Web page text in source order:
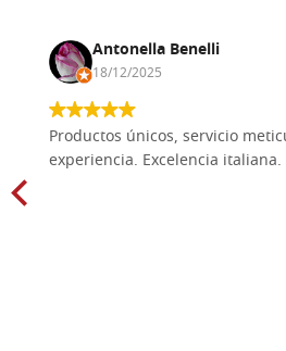
Antonella Benelli
18/12/2025
Productos únicos, servicio
experiencia. Excelencia italiana.